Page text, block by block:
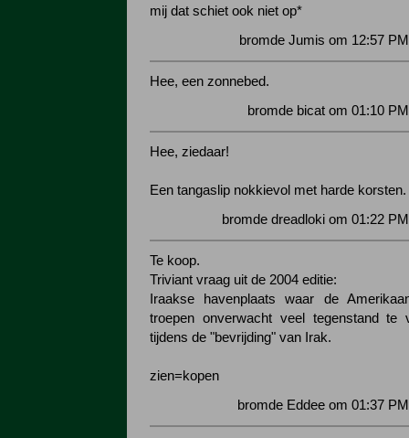
mij dat schiet ook niet op*
bromde Jumis om 12:57
Hee, een zonnebed.
bromde bicat om 01:10
Hee, ziedaar!
Een tangaslip nokkievol met harde korsten.
bromde dreadloki om 01:22
Te koop.
Triviant vraag uit de 2004 editie:
Iraakse havenplaats waar de
troepen onverwacht veel tegenstand te
tijdens de "bevrijding" van Irak.
zien=kopen
bromde Eddee om 01:37